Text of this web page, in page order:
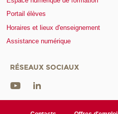
Portail élèves
Horaires et lieux d'enseignement
Assistance numérique
RÉSEAUX SOCIAUX